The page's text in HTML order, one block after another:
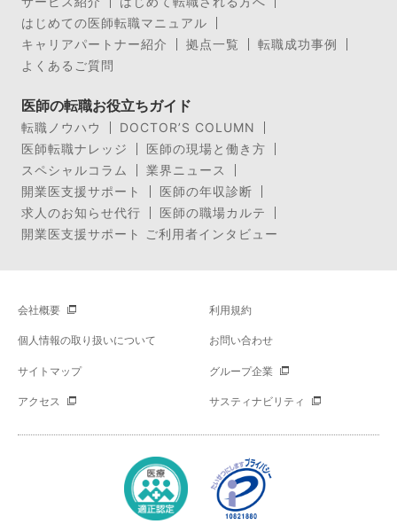
はじめての医師転職マニュアル
キャリアパートナー紹介
拠点一覧
転職成功事例
よくあるご質問
医師の転職お役立ちガイド
転職ノウハウ
DOCTOR’S COLUMN
医師転職ナレッジ
医師の現場と働き方
スペシャルコラム
業界ニュース
開業医支援サポート
医師の年収診断
求人のお知らせ代行
医師の職場カルテ
開業医支援サポート ご利用者インタビュー
会社概要 利用規約
個人情報の取り扱いについて お問い合わせ
サイトマップ グループ企業
アクセス サスティナビリティ